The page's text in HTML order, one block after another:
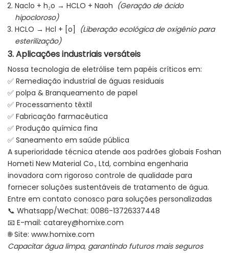
Naclo + h₂o → HCLO + Naoh (Geração de ácido
hipocloroso)
HCLO → Hcl + [o]
(Liberação ecológica de oxigênio para
esterilização)
3. Aplicações industriais versáteis
Nossa tecnologia de eletrólise tem papéis críticos em:
✅ Remediação industrial de águas residuais
✅ polpa & Branqueamento de papel
✅ Processamento têxtil
✅ Fabricação farmacêutica
✅ Produção química fina
✅ Saneamento em saúde pública
A superioridade técnica atende aos padrões globais Foshan
Hometi New Material Co., Ltd, combina engenharia
inovadora com rigoroso controle de qualidade para
fornecer soluções sustentáveis ​​de tratamento de água.
Entre em contato conosco para soluções personalizadas
📞 Whatsapp/WeChat: 0086-13726337448
📧 E-mail: catarey@homixe.com
🌐 Site: www.homixe.com
Capacitar água limpa, garantindo futuros mais seguros